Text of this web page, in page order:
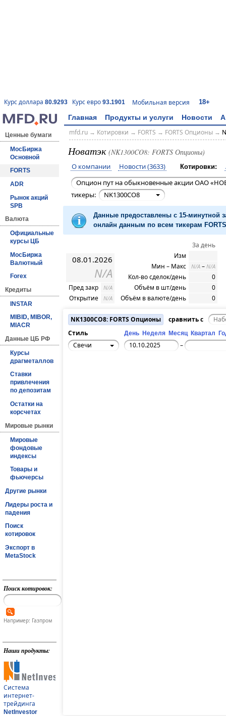
Курс доллара 80.9293 Курс евро 93.1901 Мобильная версия 18+
Главная Продукты и услуги Новости
Ценные бумаги
МосБиржа
Основной
FORTS
ADR
Рынок акций
SPB
Валюта
Официальные
курсы ЦБ
МосБиржа
Валютный
Forex
Кредиты
INSTAR
MIBID, MIBOR,
MIACR
Данные ЦБ РФ
Курсы
драгметаллов
Ставки
привлечения
по депозитам
Остатки на
корсчетах
Мировые рынки
Мировые
фондовые
индексы
Товары и
фьючерсы
Другие рынки
Лидеры роста и
падения
Поиск
котировок
Экспорт в
MetaStock
Поиск котировок:
Например: Газпром
Наши продукты:
Система
интернет-
трейдинга
NetInvestor
mfd.ru→ Котировки → FORTS → FORTS Опционы→
Новатэк (NK1300CO8: FORTS Опционы)
О компании Новости (3633) Котировки:
Опцион пут на обыкновенные акции ОАО
тикеры:
NK1300CO8
Данные предоставлены с 15-минутной
онлайн данным по всем тикерам
08.01.2026
N/A
Пред закр N/A
Открытие N/A
За день
Изм
Мин – Макс
N/A – N/A
Кол-во сделок/день
0
Объём в шт/день
0
Объём в валюте/день
0
NK1300CO8: FORTS Опционы
сравнить с
Стиль
День Неделя Месяц Квартал
Свечи –